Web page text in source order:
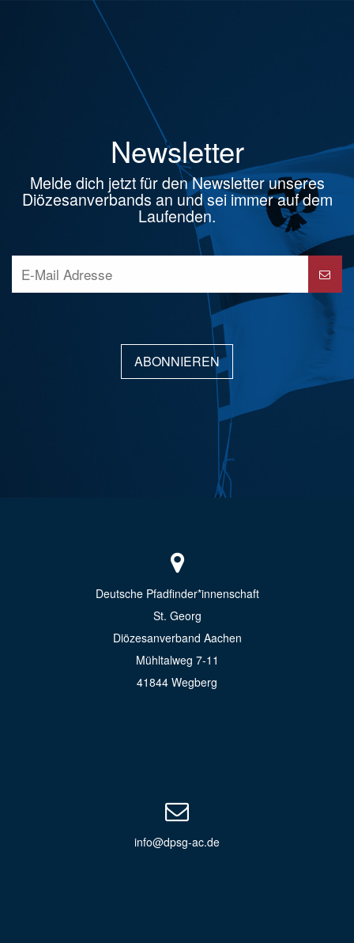
Newsletter
Melde dich jetzt für den Newsletter unseres
Diözesanverbands an und sei immer auf dem
Laufenden.
ABONNIEREN
Deutsche Pfadfinder*innenschaft
St. Georg
Diözesanverband Aachen
Mühltalweg 7-11
41844 Wegberg
info@dpsg-ac.de